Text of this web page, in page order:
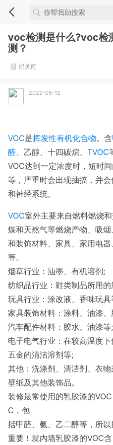
voc检测是什么?voc检
测？
已关闭
2022-05-12
VOC是挥发性有机化合物。含
醛、乙醇、十四碳烷、 TVOC
VOC达到一定浓度时，短时
等，严重时会出现抽搐，并
和神经系统。
VOC室外主要来自燃料燃烧
煤和天然气等燃烧产物、吸
和装饰材料、家具、家用电
等。
烟草行业：油墨、有机溶剂;
纺织品行业：鞋类制品所用的
玩具行业：涂改液、香味玩具
家具装饰材料：涂料、油漆
汽车配件材料：胶水、油漆等;
电子电气行业：在较高温度
五金的清洁溶剂等;
其他：洗涤剂、清洁剂、衣物
壁纸及其他装饰品。
装修最常使用的乳胶漆的
C，包
括甲醛、氨、乙二醇等，所
重要！就内墙乳胶漆的VOC含